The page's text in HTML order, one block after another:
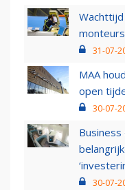
31-07-
MAA
open
30-07-
30-07-